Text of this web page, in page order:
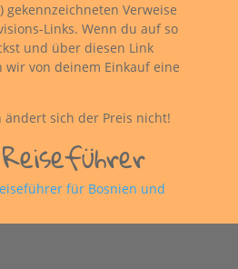
gekennzeichneten Verweise
Links. Wenn du auf so
und über diesen Link
wir von deinem Einkauf eine
ändert sich der Preis nicht!